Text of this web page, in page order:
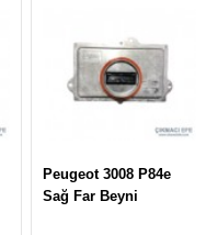
Peugeot 3008 P84e
Sağ Far Beyni